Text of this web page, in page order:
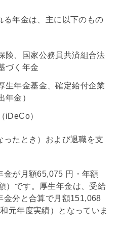
る年金は、主に以下のもの
険、国家公務員共済組合法
づく年金
生年金基金、確定給付企業
年金）
iDeCo）
ったとき）および退職を支
金が月額65,075 円・年額
）です。厚生年金は、受給
金分と合算で月額151,068
元年度実績）となっていま